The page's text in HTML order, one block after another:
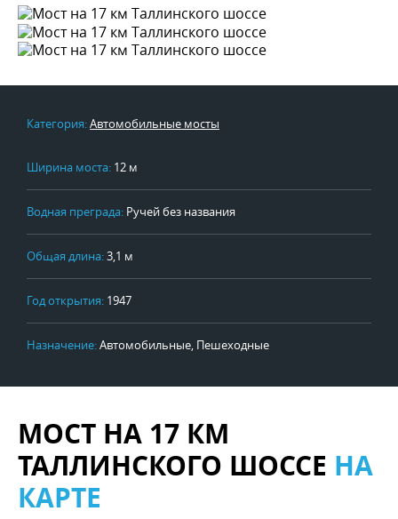
Категория:Автомобильные мосты
Ширина моста: 12 м
Водная преграда: Ручей без названия
Общая длина:3,1 м
Год открытия: 1947
Назначение:Автомобильные, Пешеходные
МОСТ НА 17 КМ
ТАЛЛИНСКОГО ШОССЕ НА
КАРТЕ